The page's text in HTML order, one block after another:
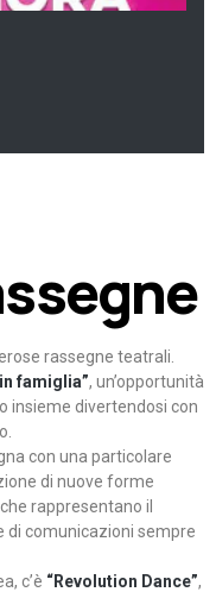
rassegne teatrali.
famiglia”, un’opportunità
insieme divertendosi con
con una particolare
di nuove forme
rappresentano il
di comunicazioni sempre
c’è “Revolution Dance”,